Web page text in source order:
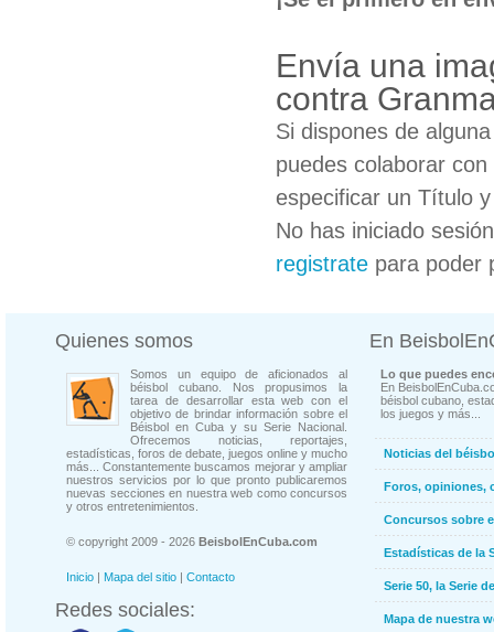
Envía una
contra
Si dispones de
puedes colaborar
especificar un Título
No has iniciado
registrate para poder
Quienes somos
Somos un equipo de aficionados al
béisbol cubano. Nos propusimos la
tarea de desarrollar esta web con el
objetivo de brindar información sobre el
Béisbol en Cuba y su Serie Nacional.
Ofrecemos noticias, reportajes,
estadísticas, foros de debate, juegos online y mucho
más... Constantemente buscamos mejorar y ampliar
nuestros servicios por lo que pronto publicaremos
nuevas secciones en nuestra web como concursos
y otros entretenimientos.
© copyright 2009 - 2026 BeisbolEnCuba.com
Inicio | Mapa del sitio | Contacto
Redes sociales:
En
Lo que puedes
En
béisbol cubano,
los juegos y más...
Noticias del
Foros, opiniones,
Concursos sobre
Estadísticas de la
Serie 50, la Serie
Mapa de nuestra